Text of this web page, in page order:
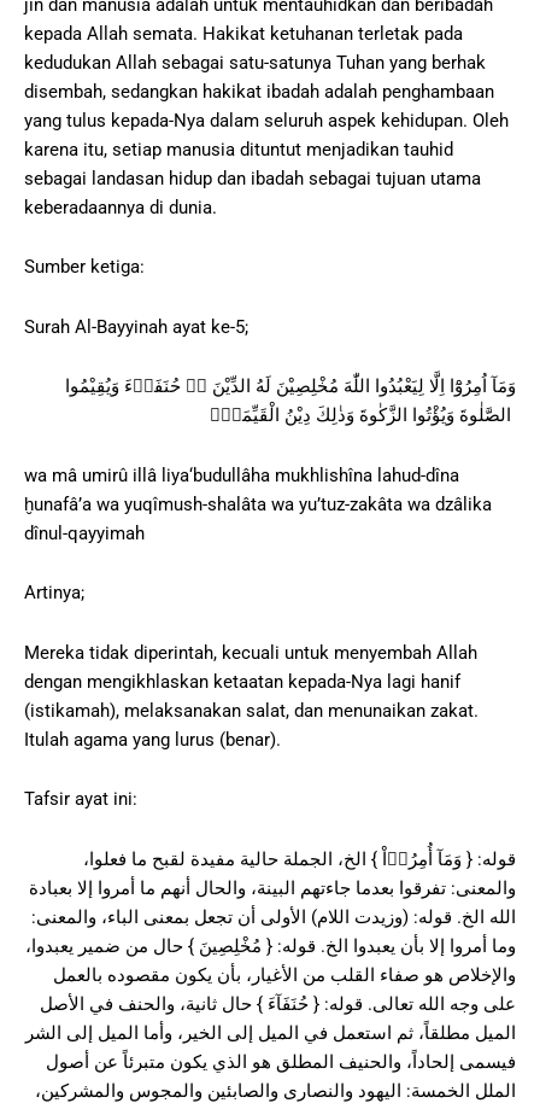
jin dan manusia adalah untuk mentauhidkan dan beribadah
kepada Allah semata. Hakikat ketuhanan terletak pada
kedudukan Allah sebagai satu-satunya Tuhan yang berhak
disembah, sedangkan hakikat ibadah adalah penghambaan
yang tulus kepada-Nya dalam seluruh aspek kehidupan. Oleh
karena itu, setiap manusia dituntut menjadikan tauhid
sebagai landasan hidup dan ibadah sebagai tujuan utama
keberadaannya di dunia.
Sumber ketiga:
Surah Al-Bayyinah ayat ke-5;
وَمَآ اُمِرُوْٓا اِلَّا لِيَعْبُدُوا اللّٰهَ مُخْلِصِيْنَ لَهُ الدِّيْنَ ەۙ حُنَفَاۤءَ وَيُقِيْمُوا
wa mâ umirû illâ liya‘budullâha mukhlishîna lahud-dîna
ḫunafâ’a wa yuqîmush-shalâta wa yu’tuz-zakâta wa dzâlika
dînul-qayyimah
Artinya;
Mereka tidak diperintah, kecuali untuk menyembah Allah
dengan mengikhlaskan ketaatan kepada-Nya lagi hanif
(istikamah), melaksanakan salat, dan menunaikan zakat.
Itulah agama yang lurus (benar).
Tafsir ayat ini:
قوله: { وَمَآ أُمِرُوۤاْ } الخ، الجملة حالية مفيدة لقبح ما فعلوا،
والمعنى: تفرقوا بعدما جاءتهم البينة، والحال أنهم ما أمروا إلا بعبادة
الله الخ. قوله: (وزيدت اللام) الأولى أن تجعل بمعنى الباء، والمعنى:
وما أمروا إلا بأن يعبدوا الخ. قوله: { مُخْلِصِينَ } حال من ضمير يعبدوا،
والإخلاص هو صفاء القلب من الأغيار، بأن يكون مقصوده بالعمل
على وجه الله تعالى. قوله: { حُنَفَآءَ } حال ثانية، والحنف في الأصل
الميل مطلقاً، ثم استعمل في الميل إلى الخير، وأما الميل إلى الشر
فيسمى إلحاداً، والحنيف المطلق هو الذي يكون متبرئاً عن أصول
الملل الخمسة: اليهود والنصارى والصابئين والمجوس والمشركين،